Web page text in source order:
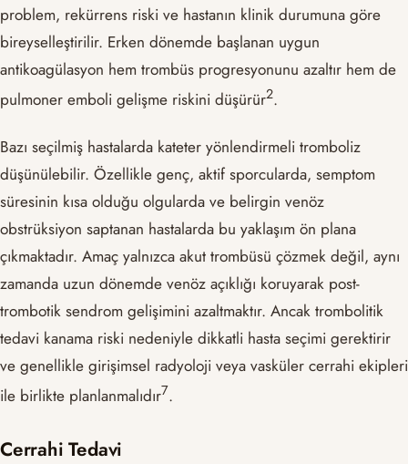
problem, rekürrens riski ve hastanın klinik durumuna göre
bireyselleştirilir. Erken dönemde başlanan uygun
antikoagülasyon hem trombüs progresyonunu azaltır hem de
pulmoner emboli gelişme riskini düşürür​2​.
Bazı seçilmiş hastalarda kateter yönlendirmeli tromboliz
düşünülebilir. Özellikle genç, aktif sporcularda, semptom
süresinin kısa olduğu olgularda ve belirgin venöz
obstrüksiyon saptanan hastalarda bu yaklaşım ön plana
çıkmaktadır. Amaç yalnızca akut trombüsü çözmek değil, aynı
zamanda uzun dönemde venöz açıklığı koruyarak post-
trombotik sendrom gelişimini azaltmaktır. Ancak trombolitik
tedavi kanama riski nedeniyle dikkatli hasta seçimi gerektirir
ve genellikle girişimsel radyoloji veya vasküler cerrahi ekipleri
ile birlikte planlanmalıdır​7​.
Cerrahi Tedavi